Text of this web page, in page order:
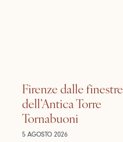
Firenze dalle finestre
dell’Antica Torre
Tornabuoni
5 AGOSTO 2026